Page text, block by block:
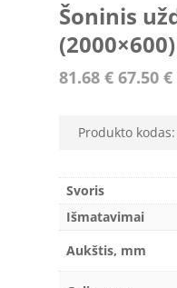
Šoninis
(2000×600)
81.68 € 67.50 €
Produkto kodas:
Svoris
Išmatavimai
Aukštis, mm